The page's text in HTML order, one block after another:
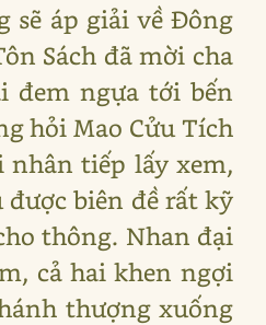
sẽ áp giải về Đông
Sách đã mời cha
đem ngựa tới bến
hỏi Mao Cửu Tích
tiếp lấy xem,
được biên đề rất kỹ
thông. Nhan đại
cả hai khen ngợi
thượng xuống